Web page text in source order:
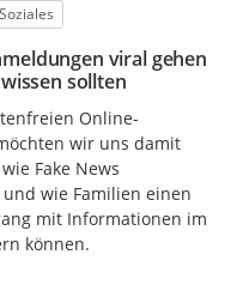
viral gehen
sollten
Online-
wir uns damit
Fake News
wie Familien einen
mit Informationen im
können.